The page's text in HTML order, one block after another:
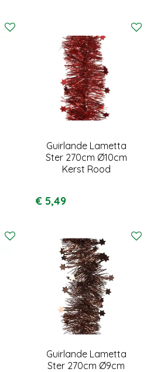
Guirlande Lametta
Ster 270cm Ø10cm
Kerst Rood
€ 5,49
Guirlande Lametta
Ster 270cm Ø9cm